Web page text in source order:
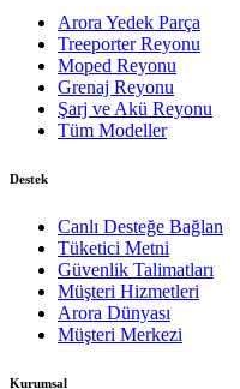
Arora Yedek Parça
Treeporter Reyonu
Moped Reyonu
Grenaj Reyonu
Şarj ve Akü Reyonu
Tüm Modeller
Destek
Canlı Desteğe Bağlan
Tüketici Metni
Güvenlik Talimatları
Müşteri Hizmetleri
Arora Dünyası
Müşteri Merkezi
Kurumsal